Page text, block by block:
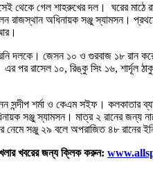
থেকে গেল শাহরুখের দল। ঘরের মাঠে
রাজস্থান অধিনায়ক সঞ্জু স্যামসন।
দলকে। জেসন ১০ ও গুরবাজ ১৮ রান
এর পর রাসেল ১০, রিঙ্কু সিং ১৬,
সন্দীপ শর্মা ও কেএম সইফ। কলকাতার
স্যামসন। মাত্র ২ রানের জন্য
নেমে সঞ্জু ২৯ বলে অপরাজিত ৪৮
খবরের জন্য ক্লিক করুন: